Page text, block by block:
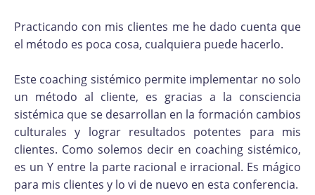
Practicando con mis clientes me he dado cuenta que
el método es poca cosa, cualquiera puede hacerlo.
Este coaching sistémico permite implementar no solo
un método al cliente, es gracias a la consciencia
sistémica que se desarrollan en la formación cambios
culturales y lograr resultados potentes para mis
clientes. Como solemos decir en coaching sistémico,
es un Y entre la parte racional e irracional. Es mágico
para mis clientes y lo vi de nuevo en esta conferencia.